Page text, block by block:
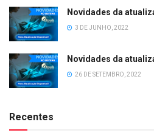
Novidades da
3 DE JUNHO, 2022
Novidades da
26 DE SETEMBRO, 2022
Recentes